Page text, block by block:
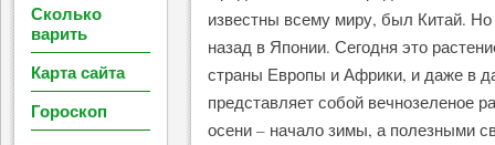
известны всему миру, был Китай.
назад в Японии. Сегодня это
страны Европы и Африки, и даже в
представляет собой вечнозеленое
осени – начало зимы, а полезными
Сколько
варить
Карта сайта
Гороскоп